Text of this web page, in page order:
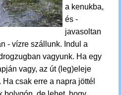
a kenukba,
és -
javasoltan
- vízre szállunk. Indul a
vagyunk. Ha egy
vagy, az út (leg)eleje
csak erre a napra jöttél